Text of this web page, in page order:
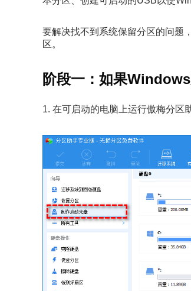
要解决找不到系统保留分区的问题
区。
阶段一：如果
1. 在可启动的电脑上运行傲梅分区